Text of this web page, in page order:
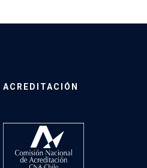
ACREDITACIÓN